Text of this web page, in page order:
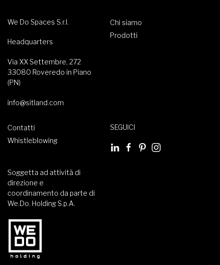
We Do Spaces S.r.l.
Headquarters
Via XX Settembre, 272
33080 Roveredo in Piano
(PN)
info@sitland.com
Chi siamo
Prodotti
Contatti
Whistleblowing
SEGUICI
Soggetta ad attività di
direzione e
coordinamento da parte di
We.Do. Holding S.p.A.